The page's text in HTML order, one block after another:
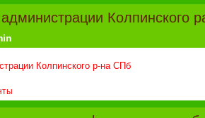
Колпинского
Колпинского р-на СПб